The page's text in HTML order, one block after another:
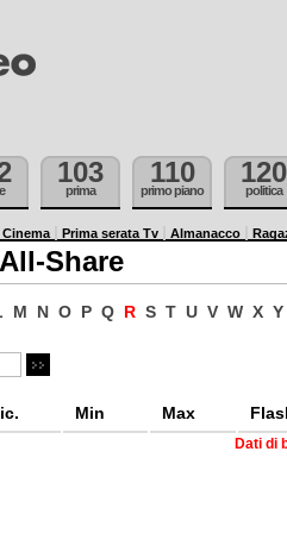
103
prima
110
primo piano
120
politica
Cinema Prima serata Tv Almanacco
Share
M N O P Q R S T U V W X Y
Min Max
Dati di